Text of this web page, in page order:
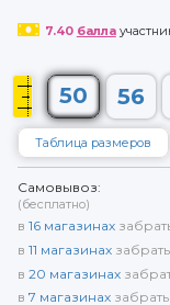
7.40 балла
50 56
Таблица размеров
Самовывоз:
(бесплатно)
в 16 магазинах
в 11 магазинах забрать
в 20 магазинах
в 7 магазинах забрать